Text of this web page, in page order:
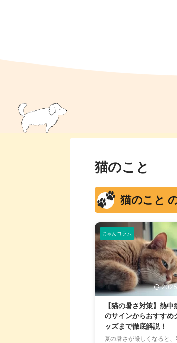
犬のこ
犬のしつけ
猫のこ
猫のしつけ
ペット
猫のこと
猫のこと
にゃんコラム
【猫の暑さ対策】熱中
のサインからおすすめ
ッズまで徹底解説！
夏の暑さが厳しくなると、